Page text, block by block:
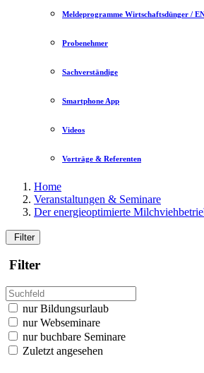
Meldeprogramme Wirtschaftsdünger /
Probenehmer
Sachverständige
Smartphone App
Videos
Vorträge & Referenten
Home
Veranstaltungen & Seminare
Der energieoptimierte
Filter
Filter
nur Bildungsurlaub
nur Webseminare
nur buchbare Seminare
Zuletzt angesehen